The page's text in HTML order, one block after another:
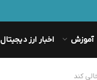
آموزش اخبار ارز دیجیتال